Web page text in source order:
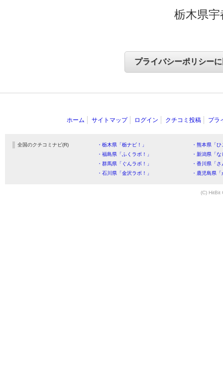
栃木県
ホーム サイトマップ ログイン クチコミ投稿 プラ
全国のクチコミナビ(R) ・栃木県「栃ナビ！」
・熊本県「
・福島県「ふくラボ！」
・新潟県「
・群馬県「ぐんラボ！」
・香川県「
・石川県「金沢ラボ！」
・鹿児島県
(C) HitBit